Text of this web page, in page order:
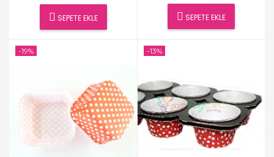
SEPETE EKLE SEPETE EKLE
-19% -13%